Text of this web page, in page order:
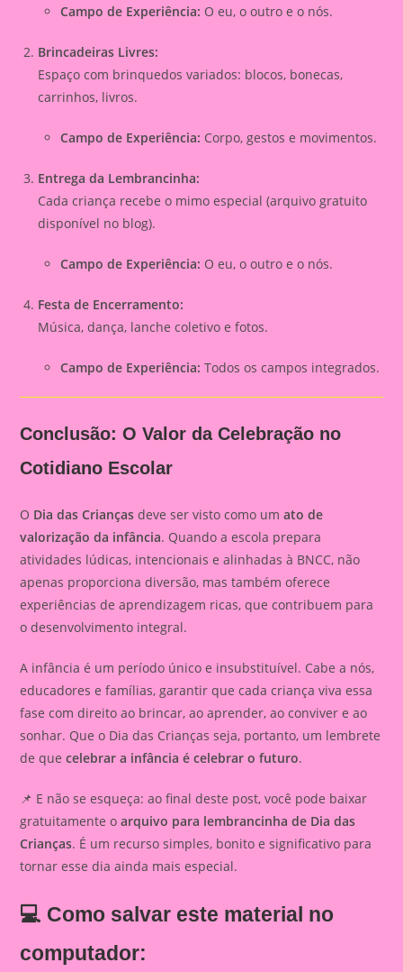
Campo de Experiência: O eu, o outro e o nós.
Brincadeiras Livres:
Espaço com brinquedos variados: blocos, bonecas,
carrinhos, livros.
Campo de Experiência: Corpo, gestos e movimentos.
Entrega da Lembrancinha:
Cada criança recebe o mimo especial (arquivo gratuito
disponível no blog).
Campo de Experiência: O eu, o outro e o nós.
Festa de Encerramento:
Música, dança, lanche coletivo e fotos.
Campo de Experiência: Todos os campos integrados.
Conclusão: O Valor da Celebração no
Cotidiano Escolar
O Dia das Crianças deve ser visto como umato de
valorização da infância. Quando a escola prepara
atividades lúdicas, intencionais e alinhadas à BNCC, não
apenas proporciona diversão, mas também oferece
experiências de aprendizagem ricas, que contribuem para
o desenvolvimento integral.
A infância é um período único e insubstituível. Cabe a nós,
educadores e famílias, garantir que cada criança viva essa
fase com direito ao brincar, ao aprender, ao conviver e ao
sonhar. Que o Dia das Crianças seja, portanto, um lembrete
de quecelebrar a infância é celebrar o futuro.
📌 E não se esqueça: ao final deste post, você pode baixar
gratuitamente oarquivo para lembrancinha de Dia das
Crianças. É um recurso simples, bonito e significativo para
tornar esse dia ainda mais especial.
💻 Como salvar este material no
computador: